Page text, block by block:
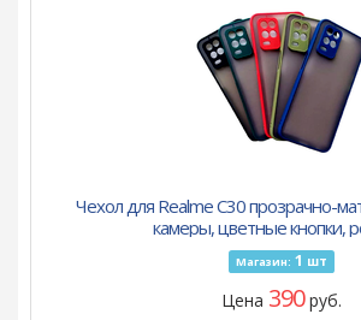
Чехол для Realme C30 прозрачно-
камеры, цветные кнопки,
Магазин: 1 шт
Цена 390руб.